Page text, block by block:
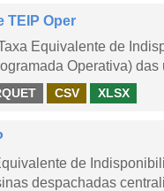
TEIP Oper
Equivalente de
Operativa)
CSV XLSX
de
despachadas